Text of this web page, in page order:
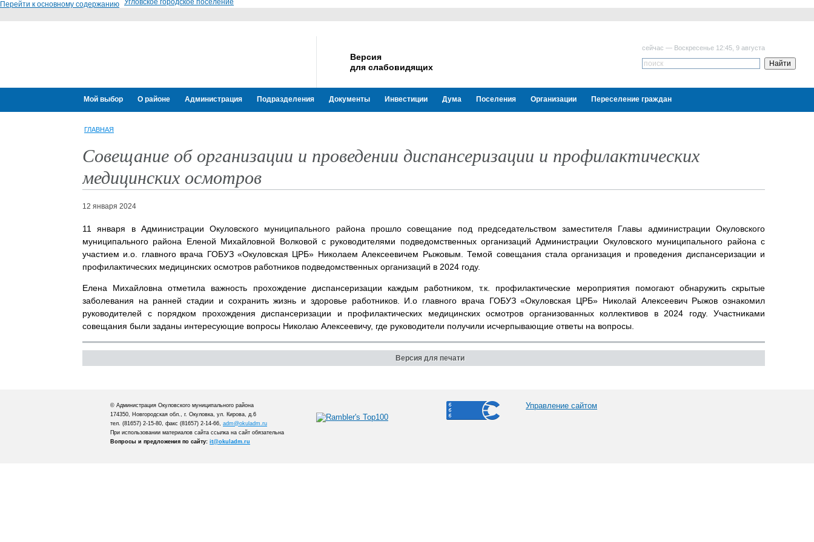
Перейти к основному содержанию Угловское городское поселение
Версия
для слабовидящих
сейчас — Воскресенье 12:45, 9 августа
Мой выбор О районе Администрация Подразделения Документы Инвестиции Дума Поселения Организации Переселение граждан
ГЛАВНАЯ
Совещание об организации и проведении диспансеризации и профилактических
медицинских осмотров
12 января 2024
11 января в Администрации Окуловского муниципального района прошло совещание под председательством заместителя Главы администрации Окуловского
муниципального района Еленой Михайловной Волковой с руководителями подведомственных организаций Администрации Окуловского муниципального района с
участием и.о. главного врача ГОБУЗ «Окуловская ЦРБ» Николаем Алексеевичем Рыжовым. Темой совещания стала организация и проведения диспансеризации и
профилактических медицинских осмотров работников подведомственных организаций в 2024 году.
Елена Михайловна отметила важность прохождение диспансеризации каждым работником, т.к. профилактические мероприятия помогают обнаружить скрытые
заболевания на ранней стадии и сохранить жизнь и здоровье работников. И.о главного врача ГОБУЗ «Окуловская ЦРБ» Николай Алексеевич Рыжов ознакомил
руководителей с порядком прохождения диспансеризации и профилактических медицинских осмотров организованных коллективов в 2024 году. Участниками
совещания были заданы интересующие вопросы Николаю Алексеевичу, где руководители получили исчерпывающие ответы на вопросы.
Версия для печати
© Администрация Окуловского муниципального района
174350, Новгородская обл., г. Окуловка, ул. Кирова, д.6
тел. (81657) 2-15-80, факс (81657) 2-14-66, adm@okuladm.ru
При использовании материалов сайта ссылка на сайт обязательна
Вопросы и предложения по сайту: it@okuladm.ru
Управление сайтом